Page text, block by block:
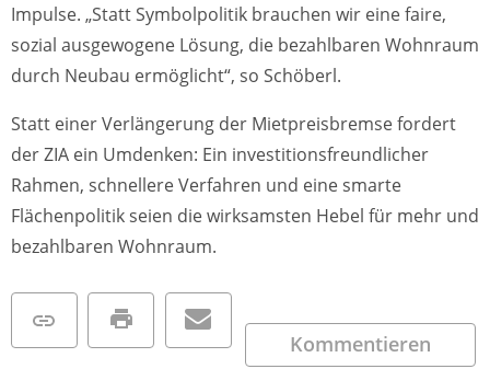
Impulse. „Statt Symbolpolitik brauchen wir eine faire,
sozial ausgewogene Lösung, die bezahlbaren Wohnraum
durch Neubau ermöglicht“, so Schöberl.
Statt einer Verlängerung der Mietpreisbremse fordert
der ZIA ein Umdenken: Ein investitionsfreundlicher
Rahmen, schnellere Verfahren und eine smarte
Flächenpolitik seien die wirksamsten Hebel für mehr und
bezahlbaren Wohnraum.
Kommentieren